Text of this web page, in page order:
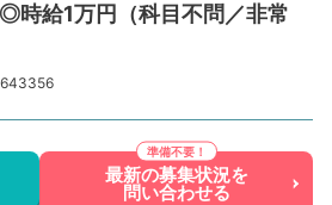
時給1万円（科目不問／非常
最新の募集状況を
問い合わせる